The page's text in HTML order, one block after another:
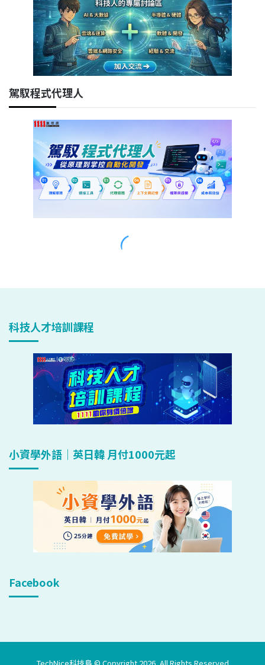
科技人才培訓課程
小資學外語｜英日韓 月付1000元起
Facebook
TechNice科技島 © Copyright 2026, All Rights Reserved